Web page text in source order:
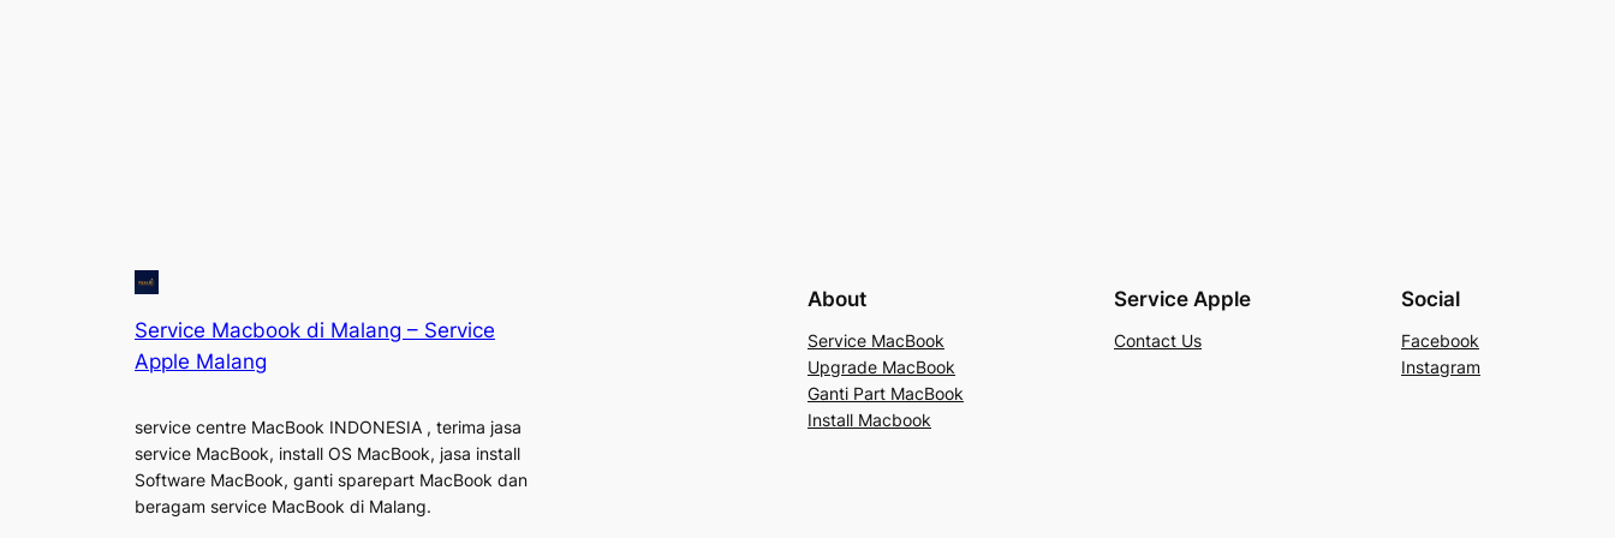
Service Macbook di Malang – Service
Apple Malang
service centre MacBook INDONESIA , terima jasa
service MacBook, install OS MacBook, jasa install
Software MacBook, ganti sparepart MacBook dan
beragam service MacBook di Malang.
About
Service MacBook
Upgrade MacBook
Ganti Part MacBook
Install Macbook
Service Apple
Contact Us
Social
Facebook
Instagram